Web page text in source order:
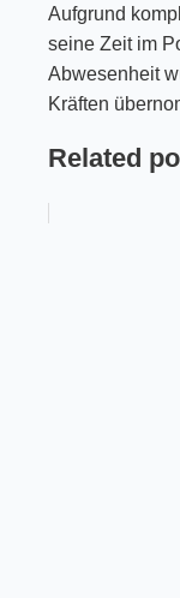
Aufgrund
seine Zeit im
Abwesenheit
Kräften
Related